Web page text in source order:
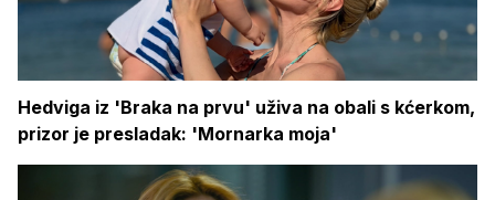
Hedviga iz 'Braka na prvu' uživa na obali s kćerkom,
prizor je presladak: 'Mornarka moja'